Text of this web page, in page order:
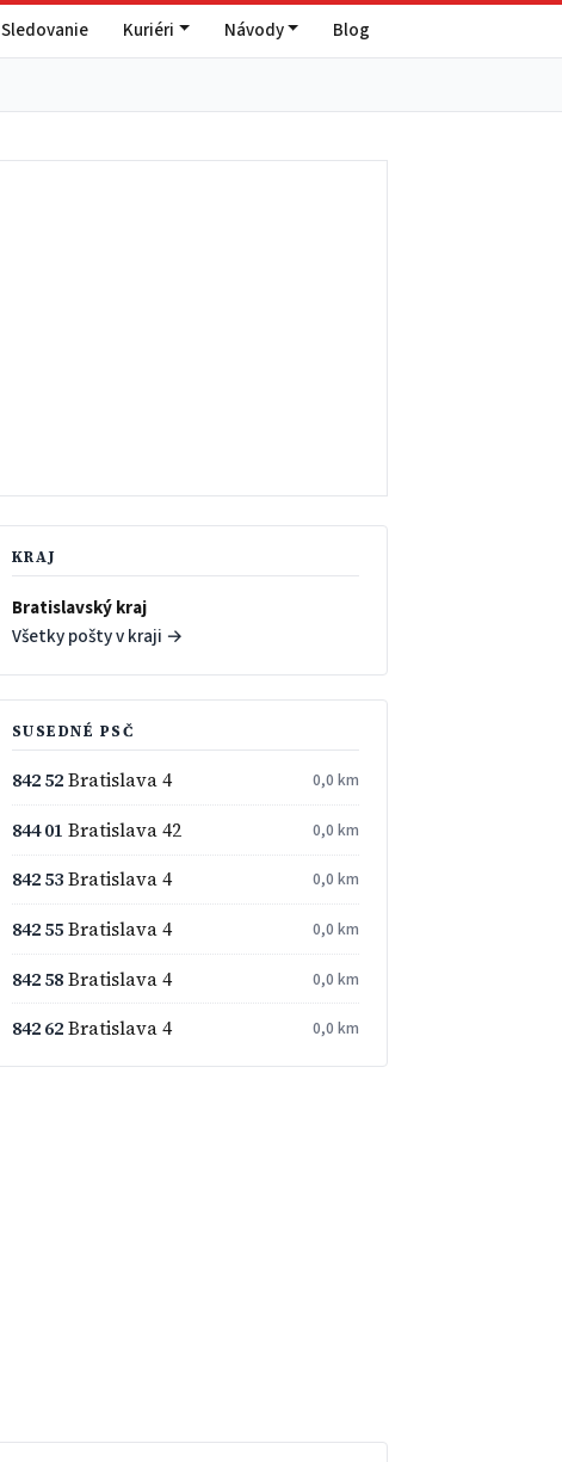
Sledovanie Kuriéri Návody Blog
KRAJ
Bratislavský kraj
Všetky pošty v kraji →
SUSEDNÉ PSČ
842 52Bratislava 4 0,0 km
844 01 Bratislava 42 0,0 km
842 53Bratislava 4 0,0 km
842 55Bratislava 4 0,0 km
842 58Bratislava 4 0,0 km
842 62Bratislava 4 0,0 km